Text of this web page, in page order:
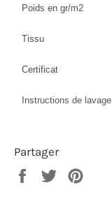
Poids en gr/m2
Tissu
Certificat
Instructions de lavage
Partager
PartagerTweeter